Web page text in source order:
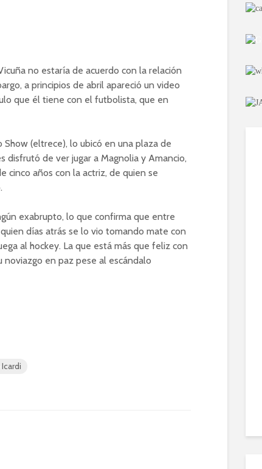
no estaría de acuerdo con la relación
a principios de abril apareció un video
que él tiene con el futbolista, que en
(eltrece), lo ubicó en una plaza de
disfrutó de ver jugar a Magnolia y Amancio,
cinco años con la actriz, de quien se
exabrupto, lo que confirma que entre
días atrás se lo vio tomando mate con
al hockey. La que está más que feliz con
noviazgo en paz pese al escándalo